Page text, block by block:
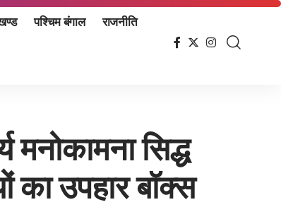
पश्चिम बंगाल राजनीति
सिद्ध
का उपहार बॉक्स